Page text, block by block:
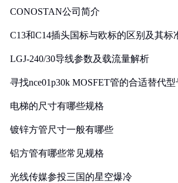
CONOSTAN公司简介
C13和C14插头国标与欧标的区别及其标
LGJ-240/30导线参数及载流量解析
寻找nce01p30k MOSFET管的合适替代型
电梯的尺寸有哪些规格
镀锌方管尺寸一般有哪些
铝方管有哪些常见规格
光线传媒参投三国的星空爆冷